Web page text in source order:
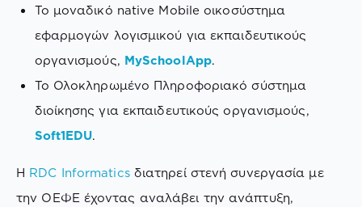
Το μοναδικό native Mobile οικοσύστημα
εφαρμογών λογισμικού για εκπαιδευτικούς
οργανισμούς, MySchoolApp.
To Ολοκληρωμένο Πληροφοριακό σύστημα
διοίκησης για εκπαιδευτικούς οργανισμούς,
Soft1EDU.
Η RDC Informaticsδιατηρεί στενή συνεργασία με
την ΟΕΦΕ έχοντας αναλάβει την ανάπτυξη,